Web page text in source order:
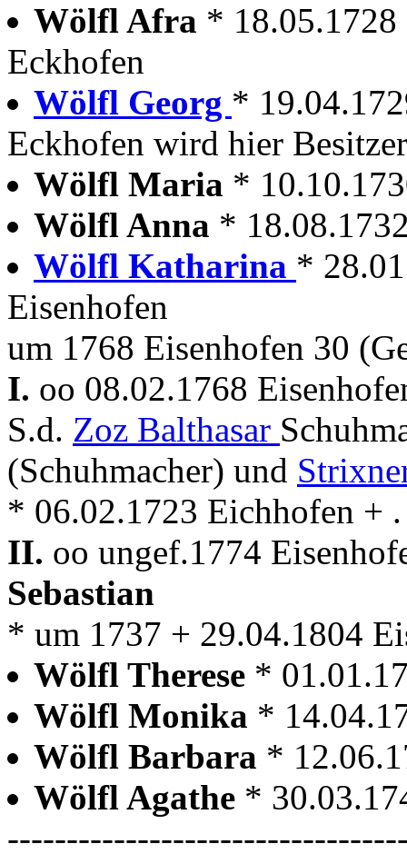
Wölfl Afra * 18.05.1728
Eckhofen
Wölfl Georg *
Eckhofen wird hier Besitzer
Wölfl Maria *
Wölfl Anna *
Wölfl Katharina *
Eisenhofen
um 1768 Eisenhofen 30
I. oo 08.02.1768
S.d. Zoz Balthasar
(Schuhmacher) und
* 06.02.1723 Eichhofen +
II. oo ungef.1774
Sebastian
* um 1737 + 29.04.1804
Wölfl Therese *
Wölfl Monika *
Wölfl Barbara *
Wölfl Agathe *